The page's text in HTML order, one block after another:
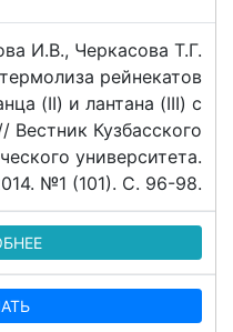
И.В., Черкасова Т.Г.
рейнекатов
(II) и лантана (III) с
Кузбасского
университета.
№1 (101). C. 96-98.